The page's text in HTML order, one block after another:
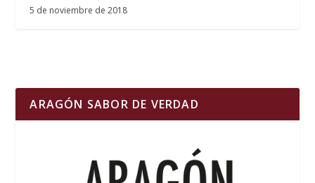
5 de noviembre de 2018
ARAGÓN SABOR DE VERDAD